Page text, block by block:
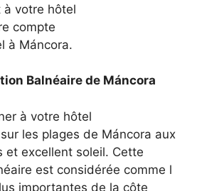
votre hôtel
compte
à Máncora.
Balnéaire de Máncora
à votre hôtel
les plages de Máncora aux
et excellent soleil. Cette
est considérée comme l
importantes de la côte